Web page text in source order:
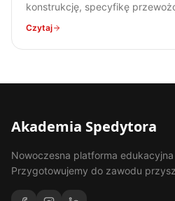
konstrukcję, specyfikę
dla każdego spedytora.
Czytaj
Akademia Spedytora
Nowoczesna platforma
Przygotowujemy do zawodu